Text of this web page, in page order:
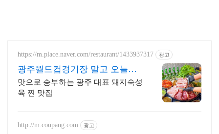
https://m.place.naver.com/restaurant/1433937317 광고
광주월드컵경기장 말고 오늘은
솥뚜껑 삼겹살?
맛으로 승부하는 광주 대표 돼지숙성
육 찐 맛집
http://m.coupang.com 광고